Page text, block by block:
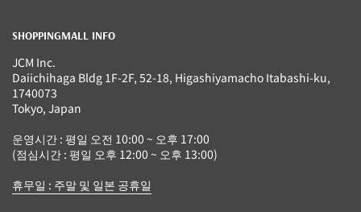
SHOPPINGMALL INFO
JCM Inc.
Daiichihaga Bldg 1F-2F, 52-18, Higashiyamacho Itabashi-ku,
1740073
Tokyo, Japan
운영시간 : 평일 오전 10:00 ~ 오후 17:00
(점심시간 : 평일 오후 12:00 ~ 오후 13:00)
휴무일 : 주말 및 일본 공휴일